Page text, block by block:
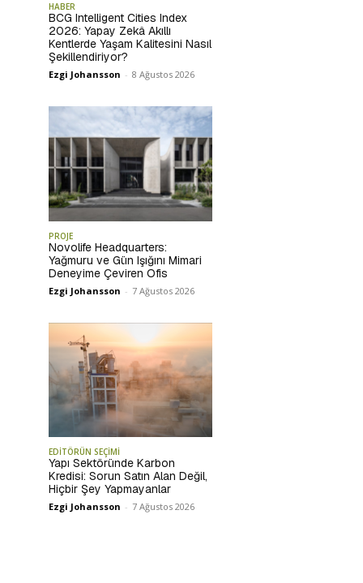
HABER
BCG Intelligent Cities Index
2026: Yapay Zekâ Akıllı
Kentlerde Yaşam Kalitesini Nasıl
Şekillendiriyor?
Ezgi Johansson - 8 Ağustos 2026
PROJE
Novolife Headquarters:
Yağmuru ve Gün Işığını Mimari
Deneyime Çeviren Ofis
Ezgi Johansson - 7 Ağustos 2026
EDİTÖRÜN SEÇİMİ
Yapı Sektöründe Karbon
Kredisi: Sorun Satın Alan Değil,
Hiçbir Şey Yapmayanlar
Ezgi Johansson - 7 Ağustos 2026